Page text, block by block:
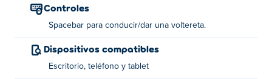
¡Los desafíos diarios también aseguran que nunca haya
una carrera aburrida en Tricks on Poki!
Control S:
Barra espaciadora - Drive / flip
Controles
Spacebar para conducir/dar una voltereta.
Dispositivos compatibles
Escritorio, teléfono y tablet